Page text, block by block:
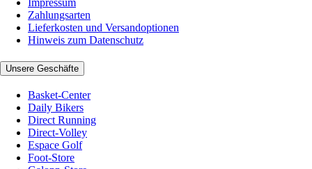
Impressum
Zahlungsarten
Lieferkosten und Versandoptionen
Hinweis zum Datenschutz
Unsere Geschäfte
Basket-Center
Daily Bikers
Direct Running
Direct-Volley
Espace Golf
Foot-Store